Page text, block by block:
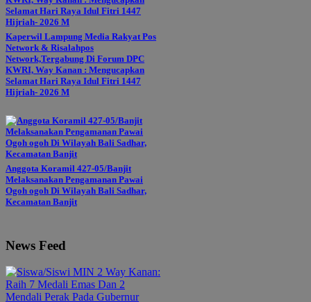
Kaperwil Lampung Media Rakyat Pos
Network & Risalahpos
Network,Tergabung Di Forum DPC
KWRI, Way Kanan : Mengucapkan
Selamat Hari Raya Idul Fitri 1447
Hijriah- 2026 M
Anggota Koramil 427-05/Banjit
Melaksanakan Pengamanan Pawai
Ogoh ogoh Di Wilayah Bali Sadhar,
Kecamatan Banjit
News Feed